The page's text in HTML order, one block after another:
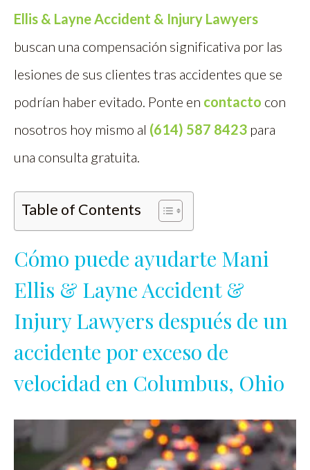
Ellis & Layne Accident & Injury Lawyers
buscan una compensación significativa por las
lesiones de sus clientes tras accidentes que se
podrían haber evitado. Ponte en contacto con
nosotros hoy mismo al (614) 587 8423 para
una consulta gratuita.
Table of Contents
Cómo puede ayudarte Mani
Ellis & Layne Accident &
Injury Lawyers después de un
accidente por exceso de
velocidad en Columbus, Ohio